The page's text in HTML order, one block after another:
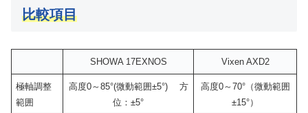
比較項目
SHOWA 17EXNOS Vixen AXD2
極軸調整
範囲
高度0～85°(微動範囲±5°) 方
位：±5°
高度0～70°（微動範囲
±15°）